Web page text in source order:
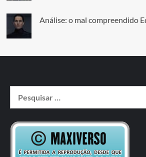
Análise: o mal compreendido